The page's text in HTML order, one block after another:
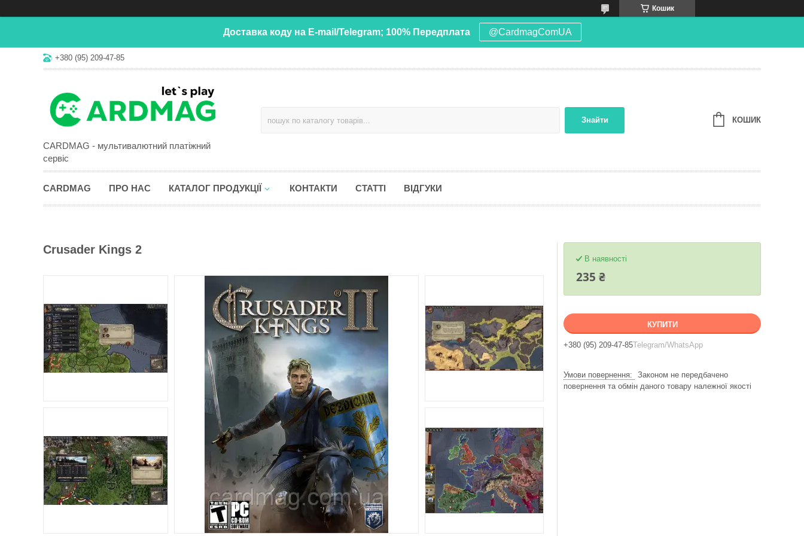
Кошик
Доставка коду на E-mail/Telegram; 100% Передплата @CardmagComUA
+380 (95) 209-47-85
CARDMAG - мультивалютний платіжний
сервіс
Знайти КОШИК
CARDMAG ПРО НАС КАТАЛОГ ПРОДУКЦІЇ КОНТАКТИ СТАТТІ ВІДГУКИ
Crusader Kings 2
В наявності
235 ₴
КУПИТИ
+380 (95) 209-47-85Telegram/WhatsApp
Законом не передбачено
повернення та обмін даного товару належної якості